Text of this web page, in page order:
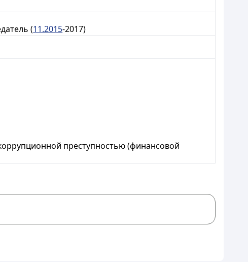
(11.2015-2017)
преступностью (финансовой